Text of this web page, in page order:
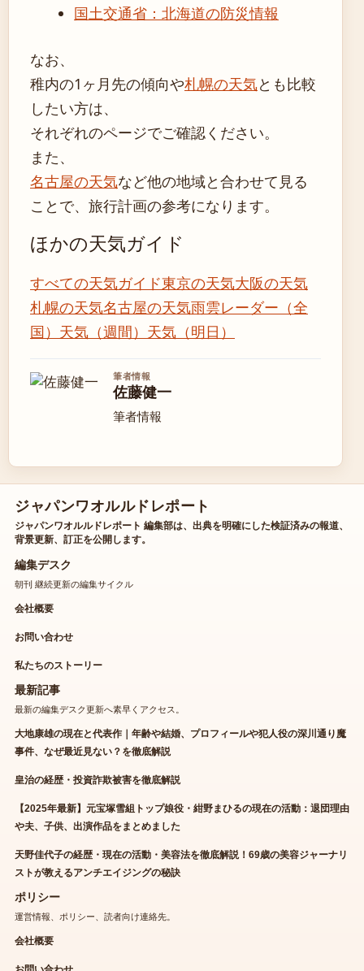
国土交通省：北海道の防災情報
なお、
稚内の1ヶ月先の傾向や札幌の天気とも比較
したい方は、
それぞれのページでご確認ください。
また、
名古屋の天気など他の地域と合わせて見る
ことで、旅行計画の参考になります。
ほかの天気ガイド
すべての天気ガイド東京の天気大阪の天気
札幌の天気名古屋の天気雨雲レーダー（全
国） 天気（週間） 天気（明日）
筆者情報
佐藤健一
筆者情報
ジャパンワオルルドレポート
ジャパンワオルルドレポート 編集部は、出典を明確にした検証済みの報道、
背景更新、訂正を公開します。
編集デスク
朝刊 継続更新の編集サイクル
会社概要
お問い合わせ
私たちのストーリー
最新記事
最新の編集デスク更新へ素早くアクセス。
大地康雄の現在と代表作｜年齢や結婚、プロフィールや犯人役の深川通り魔
事件、なぜ最近見ない？を徹底解説
皇治の経歴・投資詐欺被害を徹底解説
【2025年最新】元宝塚雪組トップ娘役・紺野まひるの現在の活動：退団理由
や夫、子供、出演作品をまとめました
天野佳代子の経歴・現在の活動・美容法を徹底解説！69歳の美容ジャーナリ
ストが教えるアンチエイジングの秘訣
ポリシー
運営情報、ポリシー、読者向け連絡先。
会社概要